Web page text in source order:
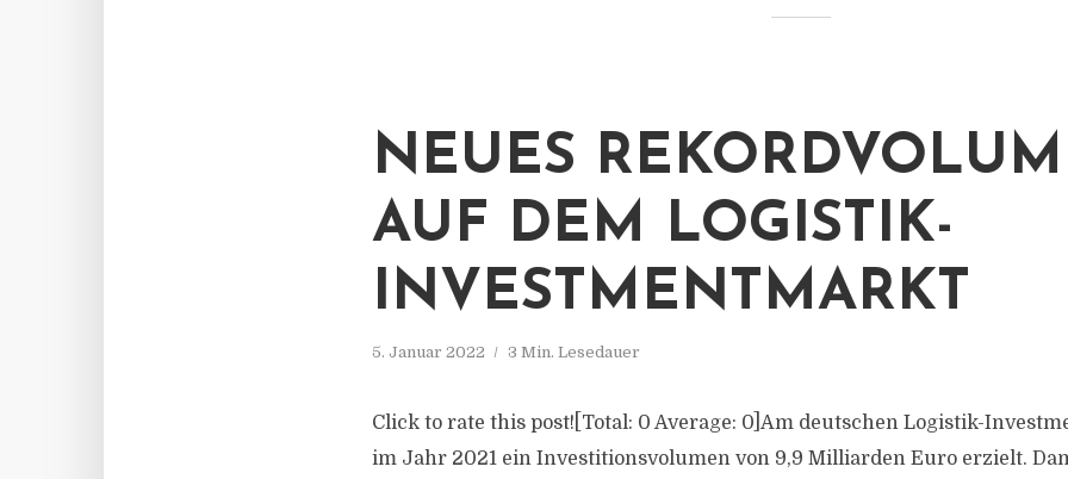
NEUES
AUF DEM LOGISTIK-
INVESTMENTMARKT
5. Januar 2022 3 Min. Lesedauer
Click to rate this post![Total: 0 Average: 0]Am deutschen Logistik-
im Jahr 2021 ein Investitionsvolumen von 9,9 Milliarden Euro erzielt.